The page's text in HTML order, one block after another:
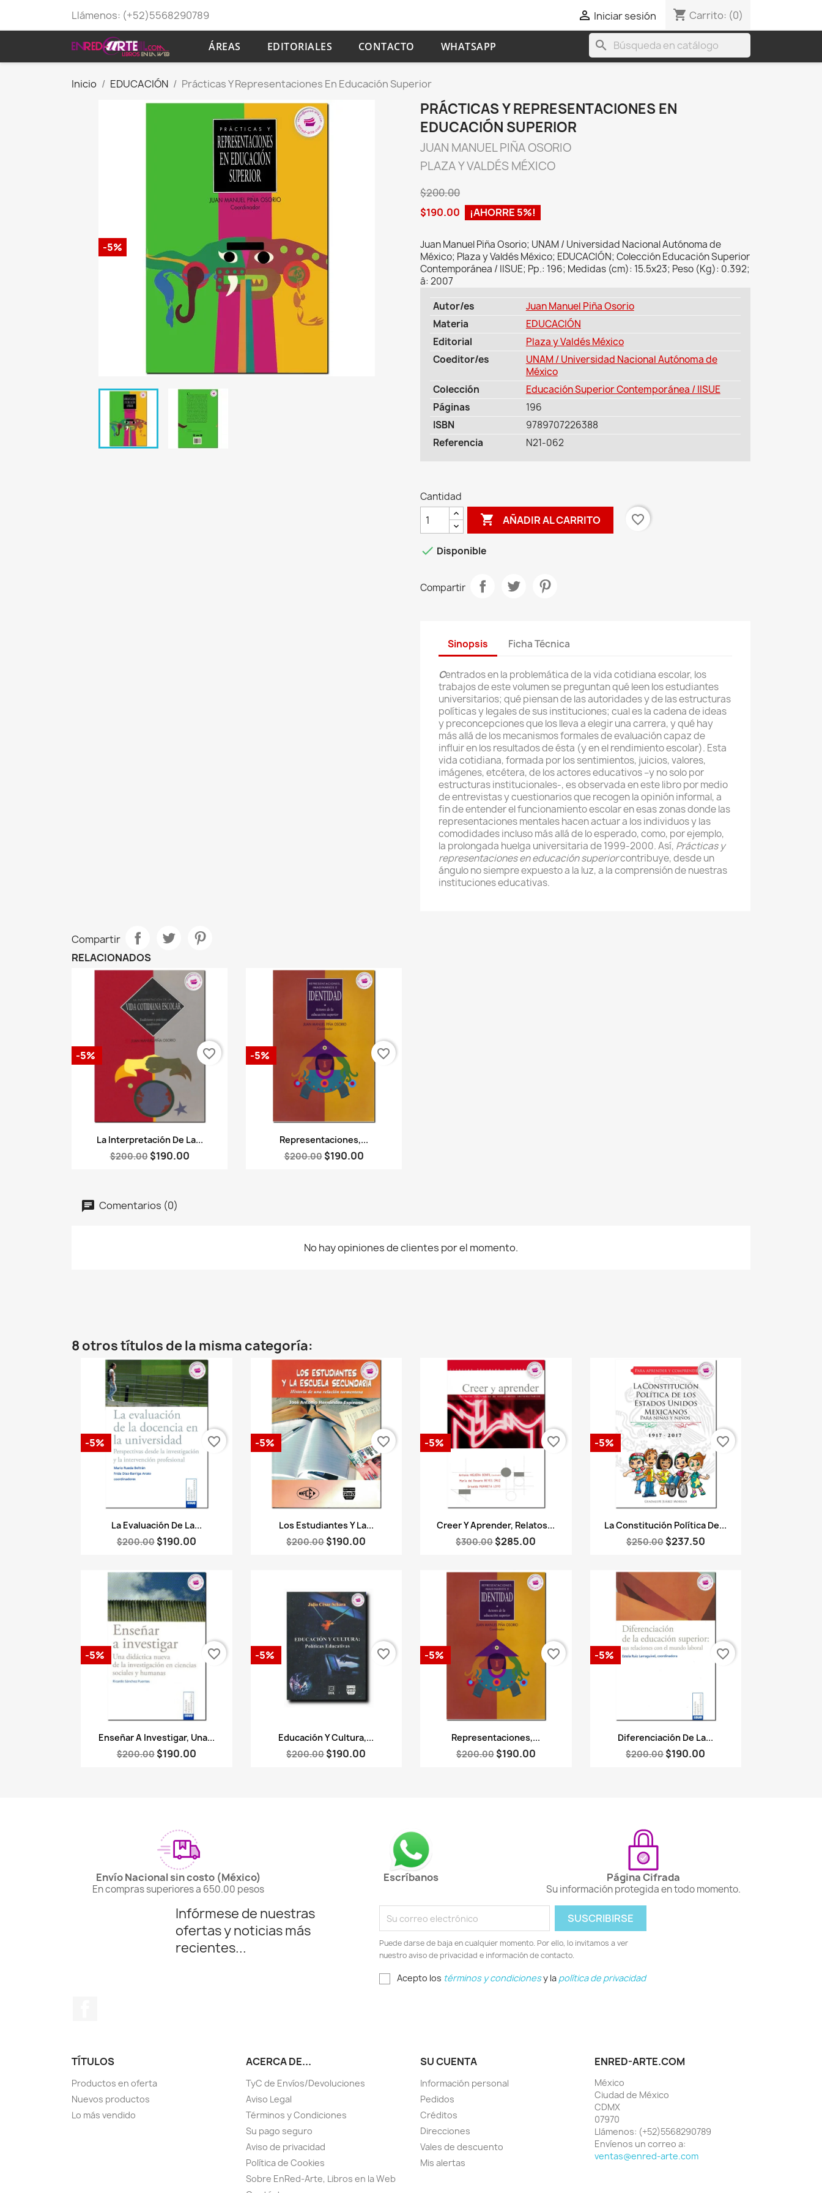
Llámenos: (+52)5568290789  Iniciar sesión shopping_cart Carrito: (0)
ÁREAS EDITORIALES CONTACTO WHATSAPP search
Inicio EDUCACIÓN Prácticas Y Representaciones En Educación Superior
-5%
PRÁCTICAS Y REPRESENTACIONES EN
EDUCACIÓN SUPERIOR
JUAN MANUEL PIÑA OSORIO
PLAZA Y VALDÉS MÉXICO
$200.00
$190.00
¡AHORRE 5%!
Juan Manuel Piña Osorio; UNAM / Universidad Nacional Autónoma de
México; Plaza y Valdés México; EDUCACIÓN; Colección Educación Superior
Contemporánea / IISUE; Pp.: 196; Medidas (cm): 15.5x23; Peso (Kg): 0.392;
â: 2007
Autor/es
Juan Manuel Piña Osorio
Materia
EDUCACIÓN
Editorial
Plaza y Valdés México
Coeditor/es
UNAM / Universidad Nacional Autónoma de
México
Colección
Educación Superior Contemporánea / IISUE
Páginas
196
ISBN
9789707226388
Referencia
N21-062
Cantidad
 AÑADIR AL CARRITO favorite_border
 Disponible
Compartir
Sinopsis Ficha Técnica
Centrados en la problemática de la vida cotidiana escolar, los
trabajos de este volumen se preguntan qué leen los estudiantes
universitarios; qué piensan de las autoridades y de las estructuras
políticas y legales de sus instituciones; cual es la cadena de ideas
y preconcepciones que los lleva a elegir una carrera, y qué hay
más allá de los mecanismos formales de evaluación capaz de
influir en los resultados de ésta (y en el rendimiento escolar). Esta
vida cotidiana, formada por los sentimientos, juicios, valores,
imágenes, etcétera, de los actores educativos –y no solo por
estructuras institucionales-, es observada en este libro por medio
de entrevistas y cuestionarios que recogen la opinión informal, a
fin de entender el funcionamiento escolar en esas zonas donde las
representaciones mentales hacen actuar a los individuos y las
comodidades incluso más allá de lo esperado, como, por ejemplo,
la prolongada huelga universitaria de 1999-2000. Así, Prácticas y
representaciones en educación superiorcontribuye, desde un
ángulo no siempre expuesto a la luz, a la comprensión de nuestras
instituciones educativas.
Compartir
RELACIONADOS
Vista rápida
La Interpretación De La...
$200.00 $190.00
-5% favorite_border
Vista rápida
Representaciones,...
$200.00 $190.00
-5% favorite_border
Comentarios (0)
No hay opiniones de clientes por el momento.
8 otros títulos de la misma categoría:
Vista rápida
La Evaluación De La...
$200.00 $190.00
-5% favorite_border
Vista rápida
Los Estudiantes Y La...
$200.00$190.00
-5% favorite_border
Vista rápida
Creer Y Aprender, Relatos...
$300.00$285.00
-5% favorite_border
Vista rápida
La Constitución Política De...
$250.00 $237.50
-5% favorite_border
 Vista rápida
Enseñar A Investigar, Una...
$200.00 $190.00
-5% favorite_border
Vista rápida
Educación Y Cultura,...
$200.00$190.00
-5% favorite_border
Vista rápida
Representaciones,...
$200.00 $190.00
-5% favorite_border
Vista rápida
Diferenciación De La...
$200.00$190.00
-5% favorite_border
Envío Nacional sin costo (México)
En compras superiores a 650.00 pesos
Escríbanos Página Cifrada
Su información protegida en todo momento.
Infórmese de nuestras
ofertas y noticias más
recientes...
Puede darse de baja en cualquier momento. Por ello, lo invitamos a ver
nuestro aviso de privacidad e información de contacto.
Acepto los términos y condicionesy la política de privacidad
TÍTULOS
Productos en oferta
Nuevos productos
Lo más vendido
ACERCA DE...
TyC de Envíos/Devoluciones
Aviso Legal
Términos y Condiciones
Su pago seguro
Aviso de privacidad
Política de Cookies
Sobre EnRed-Arte, Libros en la Web
SU CUENTA
Información personal
Pedidos
Créditos
Direcciones
Vales de descuento
Mis alertas
ENRED-ARTE.COM
México
Ciudad de México
CDMX
07970
Llámenos: (+52)5568290789
Envíenos un correo a:
ventas@enred-arte.com